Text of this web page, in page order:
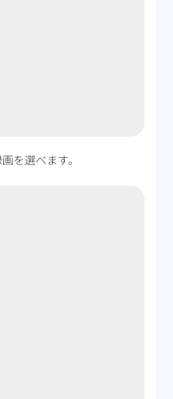
を選べます。